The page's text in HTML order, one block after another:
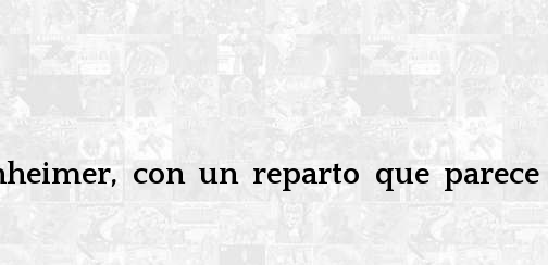
con un reparto que parece